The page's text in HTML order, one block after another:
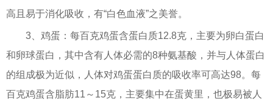
高且易于消化吸收，有“白色血液”之美誉。
3、鸡蛋：每百克鸡蛋含蛋白质12.8克，主要为卵白蛋白
和卵球蛋白，其中含有人体必需的8种氨基酸，并与人体蛋白
的组成极为近似，人体对鸡蛋蛋白质的吸收率可高达98。每
百克鸡蛋含脂肪11～15克，主要集中在蛋黄里，也极易被人